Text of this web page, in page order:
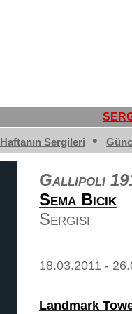
Haftanın Sergileri •
Gallipoli
Sema Bicik
Sergisi
18.03.2011 -
Landmark